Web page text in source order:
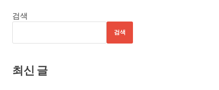
검색
검색
최신 글